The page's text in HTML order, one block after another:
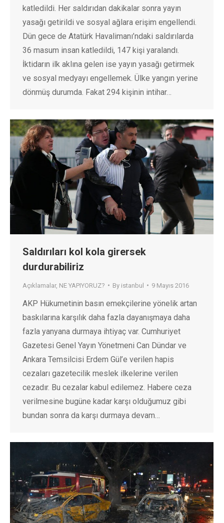
katledildi. Her saldırıdan dakikalar sonra yayın
yasağı getirildi ve sosyal ağlara erişim engellendi.
Dün gece de Atatürk Havalimanı’ndaki saldırılarda
36 masum insan katledildi, 147 kişi yaralandı.
İktidarın ilk aklına gelen ise yayın yasağı getirmek
ve sosyal medyayı engellemek. Ülke yangın yerine
dönmüş durumda. Fakat 294 kişinin intihar…
Saldırıları kol kola girersek
durdurabiliriz
Açıklamalar, NE YAPIYORUZ? By istanbul 9 Mayıs 2016
AKP Hükumetinin basın emekçilerine yönelik artan
baskılarına karşılık daha fazla dayanışmaya daha
fazla yanyana durmaya ihtiyaç var. Cumhuriyet
Gazetesi Genel Yayın Yönetmeni Can Dündar ve
Ankara Temsilcisi Erdem Gül’e verilen hapis
cezaları gazetecilik meslek ilkelerine verilen
cezadır. Bu cezalar kabul edilemez. Habere ceza
verilmesine bugüne kadar karşı olduğumuz gibi
bundan sonra da karşı durmaya devam…